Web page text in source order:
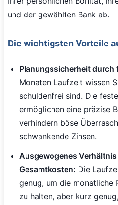
und der gewählten Bank ab.
Die wichtigsten Vorteile
Planungssicherheit durch
Monaten Laufzeit wissen
schuldenfrei sind. Die
ermöglichen eine präzise
verhindern böse
schwankende Zinsen.
Ausgewogenes Verhältnis
Gesamtkosten: Die
genug, um die monatliche
zu halten, aber kurz